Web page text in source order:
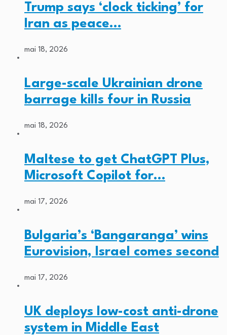
Trump says ‘clock ticking’ for
Iran as peace…
mai 18, 2026
Large-scale Ukrainian drone
barrage kills four in Russia
mai 18, 2026
Maltese to get ChatGPT Plus,
Microsoft Copilot for…
mai 17, 2026
Bulgaria’s ‘Bangaranga’ wins
Eurovision, Israel comes second
mai 17, 2026
UK deploys low-cost anti-drone
system in Middle East